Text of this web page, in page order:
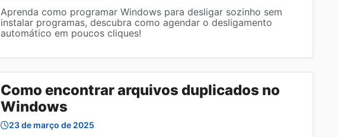
Aprenda como programar Windows para desligar sozinho sem
instalar programas, descubra como agendar o desligamento
automático em poucos cliques!
Como encontrar arquivos duplicados no
Windows
23 de março de 2025